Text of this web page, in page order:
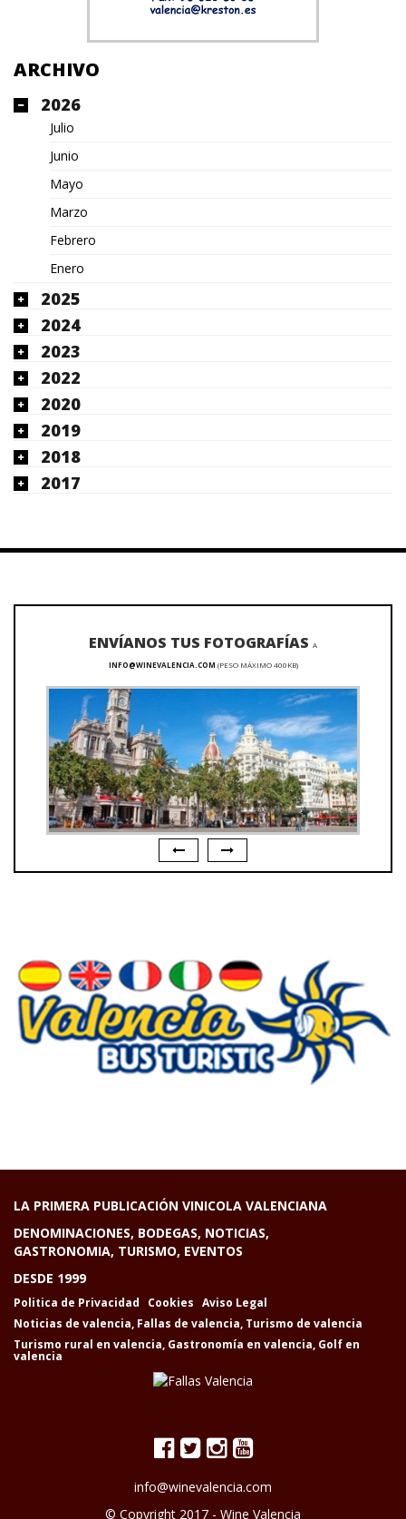
ARCHIVO
2026
Julio
Junio
Mayo
Marzo
Febrero
Enero
2025
2024
2023
2022
2020
2019
2018
2017
ENVÍANOS TUS FOTOGRAFÍAS A
INFO@WINEVALENCIA.COM (PESO MÁXIMO 400KB)
LA PRIMERA PUBLICACIÓN VINICOLA VALENCIANA
DENOMINACIONES, BODEGAS, NOTICIAS,
GASTRONOMIA, TURISMO, EVENTOS
DESDE 1999
Politica de Privacidad Cookies Aviso Legal
Noticias de valencia, Fallas de valencia, Turismo de valencia
Turismo rural en valencia, Gastronomía en valencia, Golf en
valencia
info@winevalencia.com
© Copyright 2017 - Wine Valencia